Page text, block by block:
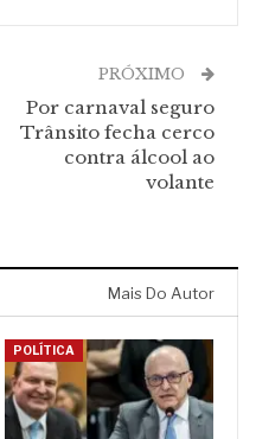
PRÓXIMO
Por carnaval seguro
Trânsito fecha cerco
contra álcool ao
volante
Mais Do Autor
POLÍTICA